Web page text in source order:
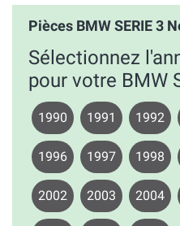
Pièces BMW SERIE 3
Sélectionnez
pour votre BMW
1990 1991 1992
1996 1997 1998
2002 2003 2004